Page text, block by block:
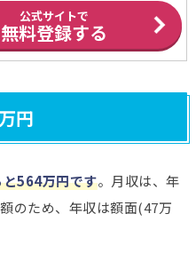
公式サイトで
無料登録する
円
と564万円です。月収は、年
のため、年収は額面(47万